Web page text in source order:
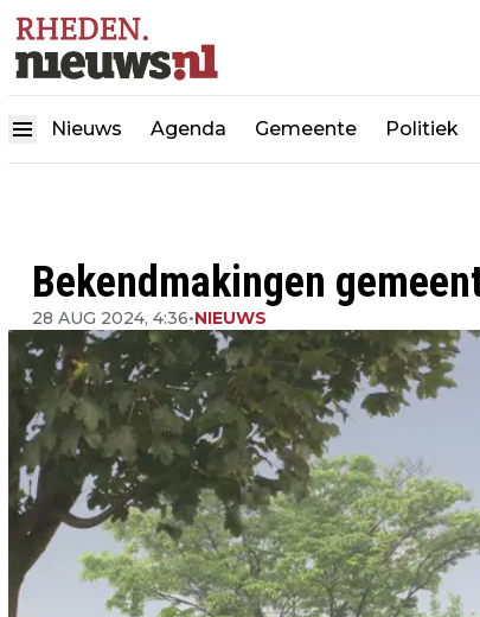
Nieuws Agenda Gemeente Politiek
Bekendmakingen
28 AUG 2024, 4:36•NIEUWS